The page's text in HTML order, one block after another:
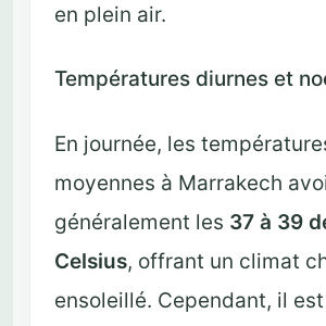
en plein air.
Températures diurnes et
En journée, les
moyennes à Marrakech
généralement les 37 à 39
Celsius, offrant un climat
ensoleillé. Cependant, il